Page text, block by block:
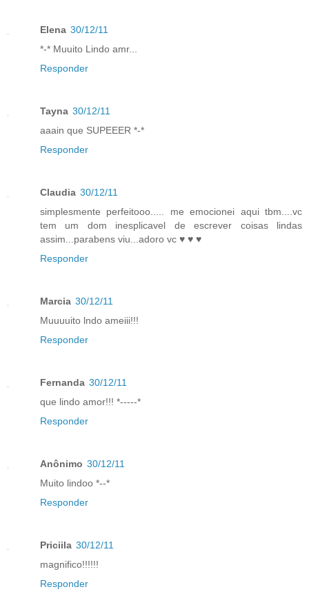
Elena 30/12/11
*-* Muuito Lindo amr...
Responder
Tayna 30/12/11
aaain que SUPEEER *-*
Responder
Claudia 30/12/11
simplesmente perfeitooo..... me emocionei aqui tbm....vc
tem um dom inesplicavel de escrever coisas lindas
assim...parabens viu...adoro vc ♥ ♥ ♥
Responder
Marcia 30/12/11
Muuuuito lndo ameiii!!!
Responder
Fernanda 30/12/11
que lindo amor!!! *-----*
Responder
Anônimo 30/12/11
Muito lindoo *--*
Responder
Priciila 30/12/11
magnifico!!!!!!
Responder